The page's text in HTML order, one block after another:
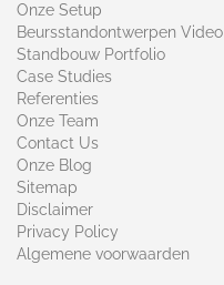
Onze Setup
Beursstandontwerpen Video
Standbouw Portfolio
Case Studies
Referenties
Onze Team
Contact Us
Onze Blog
Sitemap
Disclaimer
Privacy Policy
Algemene voorwaarden